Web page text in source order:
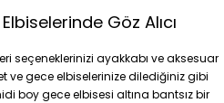
Göz Alıcı
seçeneklerinizi ayakkabı ve aksesuar
ve gece elbiselerinize dilediğiniz gibi
boy gece elbisesi altına bantsız bir